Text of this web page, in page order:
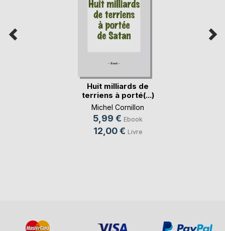
Huit milliards de
terriens à porté(...)
Michel Cornillon
5,99 € Ebook
12,00 € Livre